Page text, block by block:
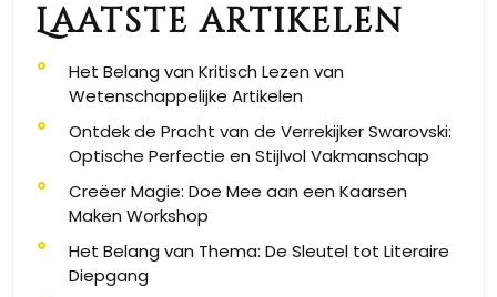
Laatste artikelen
Het Belang van Kritisch Lezen van
Wetenschappelijke Artikelen
Ontdek de Pracht van de Verrekijker Swarovski:
Optische Perfectie en Stijlvol Vakmanschap
Creëer Magie: Doe Mee aan een Kaarsen
Maken Workshop
Het Belang van Thema: De Sleutel tot Literaire
Diepgang